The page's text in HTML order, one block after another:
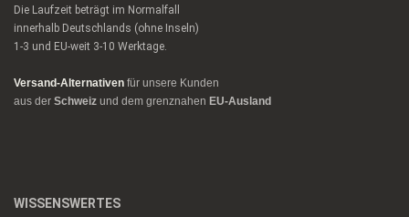
Die Laufzeit beträgt im Normalfall
innerhalb Deutschlands (ohne Inseln)
1-3 und EU-weit 3-10 Werktage.
Versand-Alternativen für unsere Kunden
aus der Schweiz und dem grenznahen EU-Ausland
WISSENSWERTES